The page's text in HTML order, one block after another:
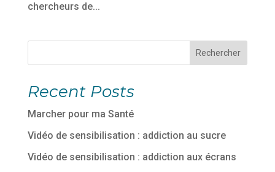
chercheurs de...
Rechercher
Recent Posts
Marcher pour ma Santé
Vidéo de sensibilisation : addiction au sucre
Vidéo de sensibilisation : addiction aux écrans